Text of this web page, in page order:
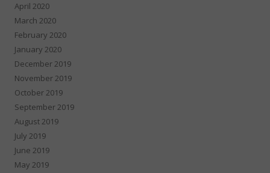
April 2020
March 2020
February 2020
January 2020
December 2019
November 2019
October 2019
September 2019
August 2019
July 2019
June 2019
May 2019